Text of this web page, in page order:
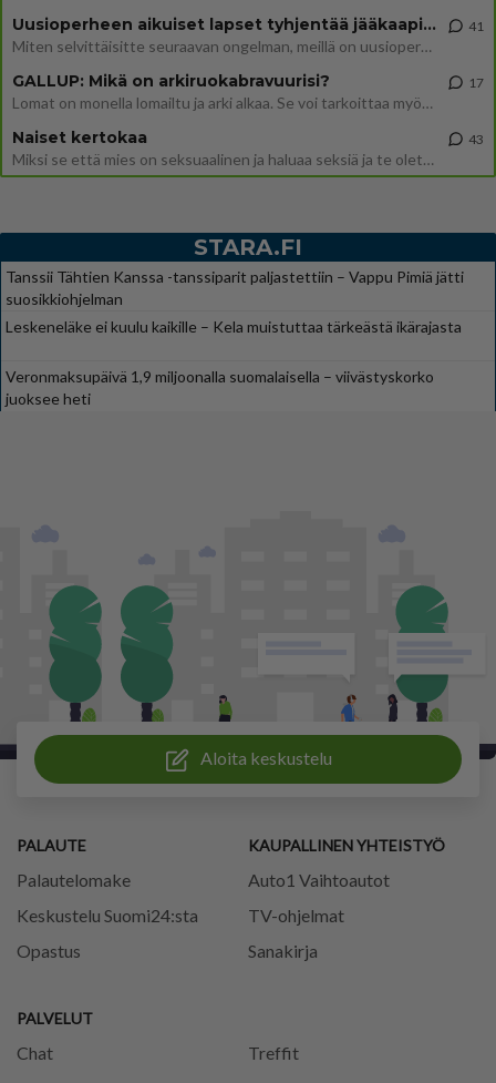
Uusioperheen aikuiset lapset tyhjentää jääkaapin käydessään
Miten selvittäisitte seuraavan ongelman, meillä on uusioperhe, minulla teini-ikäiset lapset ja puolisolla aikuiset, jotk
41
GALLUP: Mikä on arkiruokabravuurisi?
Lomat on monella lomailtu ja arki alkaa. Se voi tarkoittaa myös sitä, että grillailut on grillattu ja palataan arjen ruo
17
Naiset kertokaa
Miksi se että mies on seksuaalinen ja haluaa seksiä ja te olette hänen mielestänne haluttava on vastenmielistä? Mikä sii
43
STARA.FI
Tanssii Tähtien Kanssa -tanssiparit paljastettiin – Vappu Pimiä jätti
suosikkiohjelman
Leskeneläke ei kuulu kaikille – Kela muistuttaa tärkeästä ikärajasta
Veronmaksupäivä 1,9 miljoonalla suomalaisella – viivästyskorko
juoksee heti
Aloita keskustelu
PALAUTE
Palautelomake
Keskustelu Suomi24:sta
Opastus
PALVELUT
Chat
Treffit
KAUPALLINEN YHTEISTYÖ
Auto1 Vaihtoautot
TV-ohjelmat
Sanakirja